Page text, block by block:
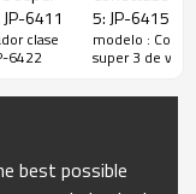
6411
clase
6422
5: JP-6415
modelo :
super 3 de voz
best possible